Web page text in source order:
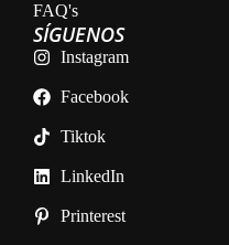
FAQ's
SÍGUENOS
Instagram
Facebook
Tiktok
LinkedIn
Printerest